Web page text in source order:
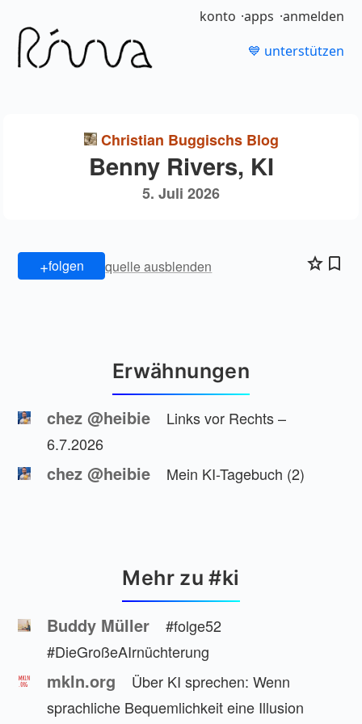
konto apps anmelden
💙 unterstützen
Christian Buggischs Blog
Benny Rivers, KI
5. Juli 2026
+folgen quelle ausblenden
Erwähnungen
chez @heibie
Links vor Rechts –
6.7.2026
chez @heibie Mein KI-Tagebuch (2)
Mehr zu #ki
Buddy Müller
#folge52
#DieGroßeAIrnüchterung
mkln.org
Über KI sprechen: Wenn
sprachliche Bequemlichkeit eine Illusion